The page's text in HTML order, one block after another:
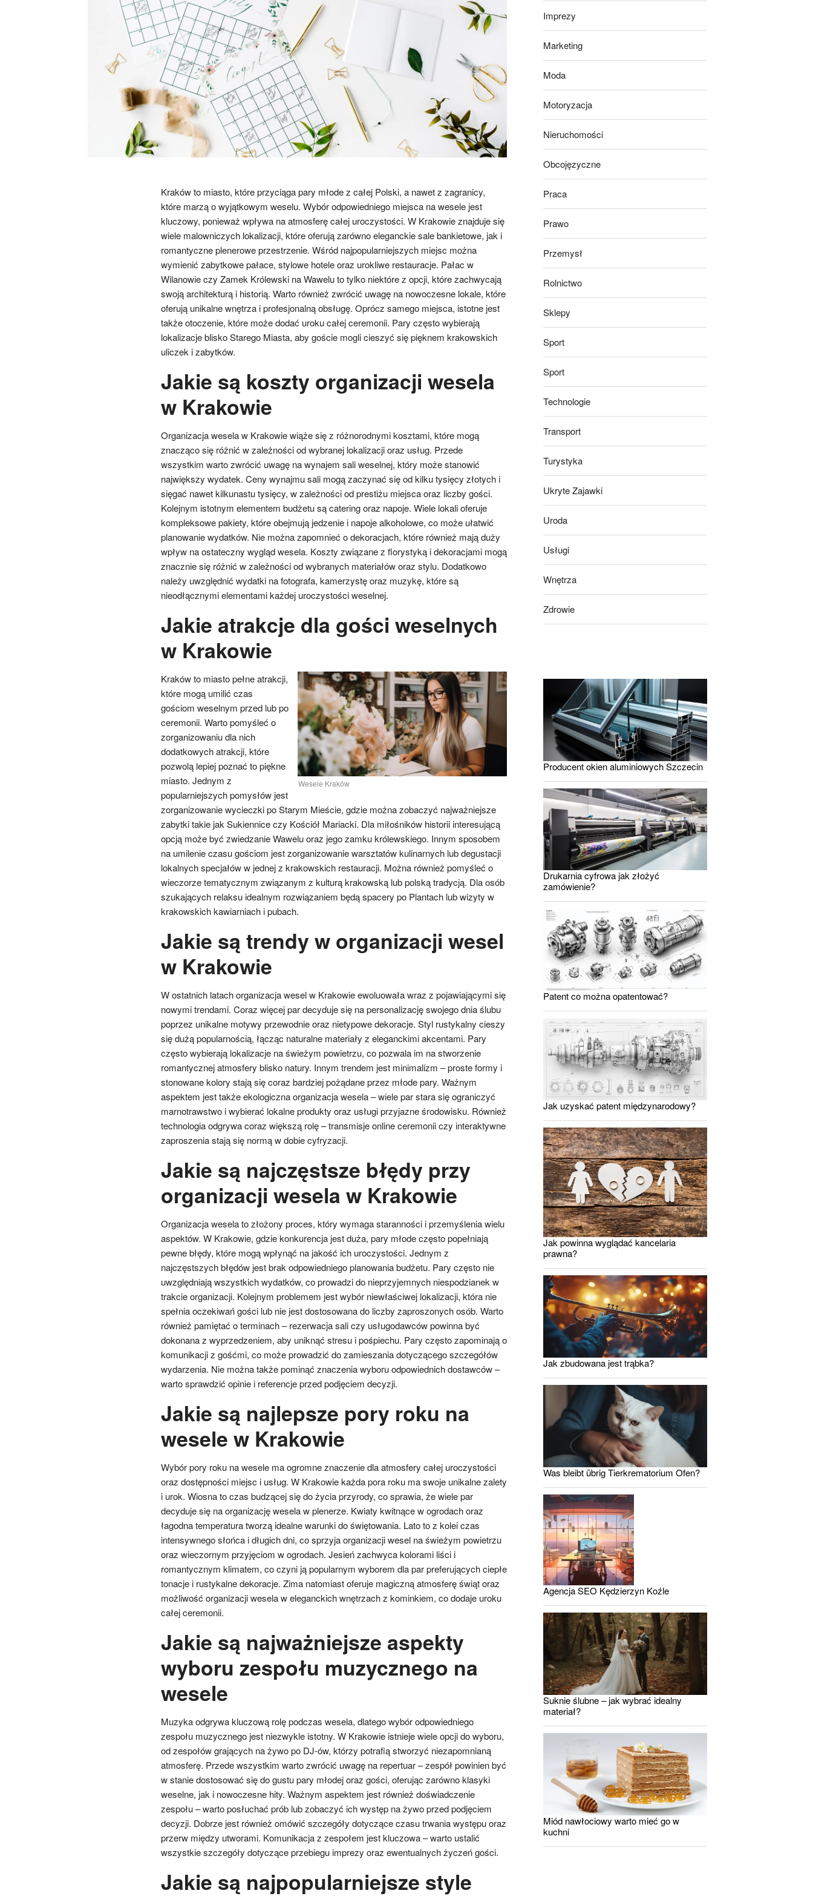
Kraków to miasto, które przyciąga pary młode z całej Polski, a nawet z zagranicy,
które marzą o wyjątkowym weselu. Wybór odpowiedniego miejsca na wesele jest
kluczowy, ponieważ wpływa na atmosferę całej uroczystości. W Krakowie znajduje się
wiele malowniczych lokalizacji, które oferują zarówno eleganckie sale bankietowe, jak i
romantyczne plenerowe przestrzenie. Wśród najpopularniejszych miejsc można
wymienić zabytkowe pałace, stylowe hotele oraz urokliwe restauracje. Pałac w
Wilanowie czy Zamek Królewski na Wawelu to tylko niektóre z opcji, które zachwycają
swoją architekturą i historią. Warto również zwrócić uwagę na nowoczesne lokale, które
oferują unikalne wnętrza i profesjonalną obsługę. Oprócz samego miejsca, istotne jest
także otoczenie, które może dodać uroku całej ceremonii. Pary często wybierają
lokalizacje blisko Starego Miasta, aby goście mogli cieszyć się pięknem krakowskich
uliczek i zabytków.
Jakie są koszty organizacji wesela
w Krakowie
Organizacja wesela w Krakowie wiąże się z różnorodnymi kosztami, które mogą
znacząco się różnić w zależności od wybranej lokalizacji oraz usług. Przede
wszystkim warto zwrócić uwagę na wynajem sali weselnej, który może stanowić
największy wydatek. Ceny wynajmu sali mogą zaczynać się od kilku tysięcy złotych i
sięgać nawet kilkunastu tysięcy, w zależności od prestiżu miejsca oraz liczby gości.
Kolejnym istotnym elementem budżetu są catering oraz napoje. Wiele lokali oferuje
kompleksowe pakiety, które obejmują jedzenie i napoje alkoholowe, co może ułatwić
planowanie wydatków. Nie można zapomnieć o dekoracjach, które również mają duży
wpływ na ostateczny wygląd wesela. Koszty związane z florystyką i dekoracjami mogą
znacznie się różnić w zależności od wybranych materiałów oraz stylu. Dodatkowo
należy uwzględnić wydatki na fotografa, kamerzystę oraz muzykę, które są
nieodłącznymi elementami każdej uroczystości weselnej.
Jakie atrakcje dla gości weselnych
w Krakowie
Wesele Kraków
Kraków to miasto pełne atrakcji,
które mogą umilić czas
gościom weselnym przed lub po
ceremonii. Warto pomyśleć o
zorganizowaniu dla nich
dodatkowych atrakcji, które
pozwolą lepiej poznać to piękne
miasto. Jednym z
popularniejszych pomysłów jest
zorganizowanie wycieczki po Starym Mieście, gdzie można zobaczyć najważniejsze
zabytki takie jak Sukiennice czy Kościół Mariacki. Dla miłośników historii interesującą
opcją może być zwiedzanie Wawelu oraz jego zamku królewskiego. Innym sposobem
na umilenie czasu gościom jest zorganizowanie warsztatów kulinarnych lub degustacji
lokalnych specjałów w jednej z krakowskich restauracji. Można również pomyśleć o
wieczorze tematycznym związanym z kulturą krakowską lub polską tradycją. Dla osób
szukających relaksu idealnym rozwiązaniem będą spacery po Plantach lub wizyty w
krakowskich kawiarniach i pubach.
Jakie są trendy w organizacji wesel
w Krakowie
W ostatnich latach organizacja wesel w Krakowie ewoluowała wraz z pojawiającymi się
nowymi trendami. Coraz więcej par decyduje się na personalizację swojego dnia ślubu
poprzez unikalne motywy przewodnie oraz nietypowe dekoracje. Styl rustykalny cieszy
się dużą popularnością, łącząc naturalne materiały z eleganckimi akcentami. Pary
często wybierają lokalizacje na świeżym powietrzu, co pozwala im na stworzenie
romantycznej atmosfery blisko natury. Innym trendem jest minimalizm – proste formy i
stonowane kolory stają się coraz bardziej pożądane przez młode pary. Ważnym
aspektem jest także ekologiczna organizacja wesela – wiele par stara się ograniczyć
marnotrawstwo i wybierać lokalne produkty oraz usługi przyjazne środowisku. Również
technologia odgrywa coraz większą rolę – transmisje online ceremonii czy interaktywne
zaproszenia stają się normą w dobie cyfryzacji.
Jakie są najczęstsze błędy przy
organizacji wesela w Krakowie
Organizacja wesela to złożony proces, który wymaga staranności i przemyślenia wielu
aspektów. W Krakowie, gdzie konkurencja jest duża, pary młode często popełniają
pewne błędy, które mogą wpłynąć na jakość ich uroczystości. Jednym z
najczęstszych błędów jest brak odpowiedniego planowania budżetu. Pary często nie
uwzględniają wszystkich wydatków, co prowadzi do nieprzyjemnych niespodzianek w
trakcie organizacji. Kolejnym problemem jest wybór niewłaściwej lokalizacji, która nie
spełnia oczekiwań gości lub nie jest dostosowana do liczby zaproszonych osób. Warto
również pamiętać o terminach – rezerwacja sali czy usługodawców powinna być
dokonana z wyprzedzeniem, aby uniknąć stresu i pośpiechu. Pary często zapominają o
komunikacji z gośćmi, co może prowadzić do zamieszania dotyczącego szczegółów
wydarzenia. Nie można także pominąć znaczenia wyboru odpowiednich dostawców –
warto sprawdzić opinie i referencje przed podjęciem decyzji.
Jakie są najlepsze pory roku na
wesele w Krakowie
Wybór pory roku na wesele ma ogromne znaczenie dla atmosfery całej uroczystości
oraz dostępności miejsc i usług. W Krakowie każda pora roku ma swoje unikalne zalety
i urok. Wiosna to czas budzącej się do życia przyrody, co sprawia, że wiele par
decyduje się na organizację wesela w plenerze. Kwiaty kwitnące w ogrodach oraz
łagodna temperatura tworzą idealne warunki do świętowania. Lato to z kolei czas
intensywnego słońca i długich dni, co sprzyja organizacji wesel na świeżym powietrzu
oraz wieczornym przyjęciom w ogrodach. Jesień zachwyca kolorami liści i
romantycznym klimatem, co czyni ją popularnym wyborem dla par preferujących ciepłe
tonacje i rustykalne dekoracje. Zima natomiast oferuje magiczną atmosferę świąt oraz
możliwość organizacji wesela w eleganckich wnętrzach z kominkiem, co dodaje uroku
całej ceremonii.
Jakie są najważniejsze aspekty
wyboru zespołu muzycznego na
wesele
Muzyka odgrywa kluczową rolę podczas wesela, dlatego wybór odpowiedniego
zespołu muzycznego jest niezwykle istotny. W Krakowie istnieje wiele opcji do wyboru,
od zespołów grających na żywo po DJ-ów, którzy potrafią stworzyć niezapomnianą
atmosferę. Przede wszystkim warto zwrócić uwagę na repertuar – zespół powinien być
w stanie dostosować się do gustu pary młodej oraz gości, oferując zarówno klasyki
weselne, jak i nowoczesne hity. Ważnym aspektem jest również doświadczenie
zespołu – warto posłuchać prób lub zobaczyć ich występ na żywo przed podjęciem
decyzji. Dobrze jest również omówić szczegóły dotyczące czasu trwania występu oraz
przerw między utworami. Komunikacja z zespołem jest kluczowa – warto ustalić
wszystkie szczegóły dotyczące przebiegu imprezy oraz ewentualnych życzeń gości.
Jakie są najpopularniejsze style
Imprezy
Marketing
Moda
Motoryzacja
Nieruchomości
Obcojęzyczne
Praca
Prawo
Przemysł
Rolnictwo
Sklepy
Sport
Sport
Technologie
Transport
Turystyka
Ukryte Zajawki
Uroda
Usługi
Wnętrza
Zdrowie
Producent okien aluminiowych Szczecin
Drukarnia cyfrowa jak złożyć
zamówienie?
Patent co można opatentować?
Jak uzyskać patent międzynarodowy?
Jak powinna wyglądać kancelaria
prawna?
Jak zbudowana jest trąbka?
Was bleibt übrig Tierkrematorium Ofen?
Agencja SEO Kędzierzyn Koźle
Suknie ślubne – jak wybrać idealny
materiał?
Miód nawłociowy warto mieć go w
kuchni